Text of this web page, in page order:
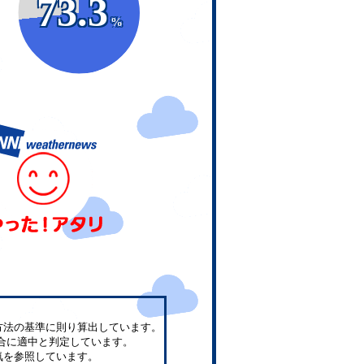
73.3
%
の基準に則り算出しています。
に適中と判定しています。
参照しています。